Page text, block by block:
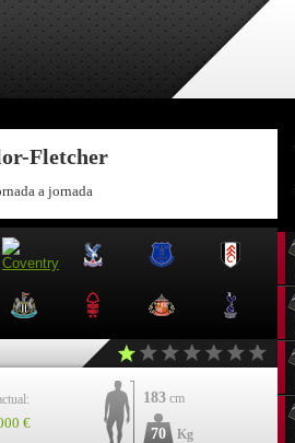
Fletcher
a jornada
€
183 cm
70 Kg